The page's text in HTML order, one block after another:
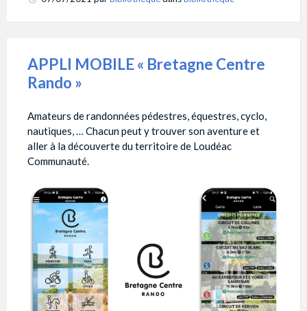
APPLI MOBILE « Bretagne Centre
Rando »
Amateurs de randonnées pédestres, équestres, cyclo,
nautiques, … Chacun peut y trouver son aventure et
aller à la découverte du territoire de Loudéac
Communauté.